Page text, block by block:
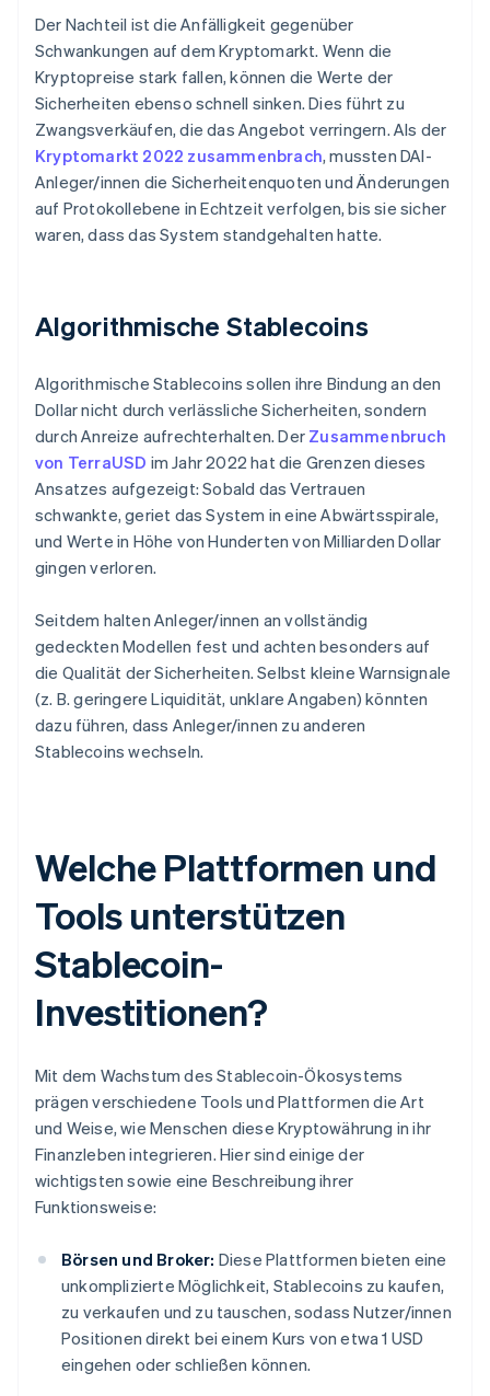
Der Nachteil ist die Anfälligkeit gegenüber
Schwankungen auf dem Kryptomarkt. Wenn die
Kryptopreise stark fallen, können die Werte der
Sicherheiten ebenso schnell sinken. Dies führt zu
Zwangsverkäufen, die das Angebot verringern. Als der
Kryptomarkt 2022 zusammenbrach, mussten DAI-
Anleger/innen die Sicherheitenquoten und Änderungen
auf Protokollebene in Echtzeit verfolgen, bis sie sicher
waren, dass das System standgehalten hatte.
Algorithmische Stablecoins
Algorithmische Stablecoins sollen ihre Bindung an den
Dollar nicht durch verlässliche Sicherheiten, sondern
durch Anreize aufrechterhalten. Der Zusammenbruch
von TerraUSD im Jahr 2022 hat die Grenzen dieses
Ansatzes aufgezeigt: Sobald das Vertrauen
schwankte, geriet das System in eine Abwärtsspirale,
und Werte in Höhe von Hunderten von Milliarden Dollar
gingen verloren.
Seitdem halten Anleger/innen an vollständig
gedeckten Modellen fest und achten besonders auf
die Qualität der Sicherheiten. Selbst kleine Warnsignale
(z. B. geringere Liquidität, unklare Angaben) könnten
dazu führen, dass Anleger/innen zu anderen
Stablecoins wechseln.
Welche Plattformen und
Tools unterstützen
Stablecoin-
Investitionen?
Mit dem Wachstum des Stablecoin-Ökosystems
prägen verschiedene Tools und Plattformen die Art
und Weise, wie Menschen diese Kryptowährung in ihr
Finanzleben integrieren. Hier sind einige der
wichtigsten sowie eine Beschreibung ihrer
Funktionsweise:
Börsen und Broker: Diese Plattformen bieten eine
unkomplizierte Möglichkeit, Stablecoins zu kaufen,
zu verkaufen und zu tauschen, sodass Nutzer/innen
Positionen direkt bei einem Kurs von etwa 1 USD
eingehen oder schließen können.